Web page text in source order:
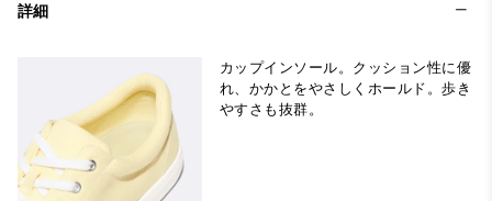
詳細
カップインソール。クッション性に優
れ、かかとをやさしくホールド。歩き
やすさも抜群。